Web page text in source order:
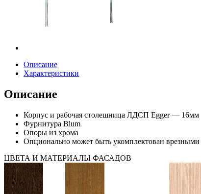
Описание
Характеристики
Описание
Корпус и рабочая столешница ЛДСП Egger — 16мм
Фурнитура Blum
Опоры из хрома
Опционально может быть укомплектован
ЦВЕТА И МАТЕРИАЛЫ ФАСАДОВ